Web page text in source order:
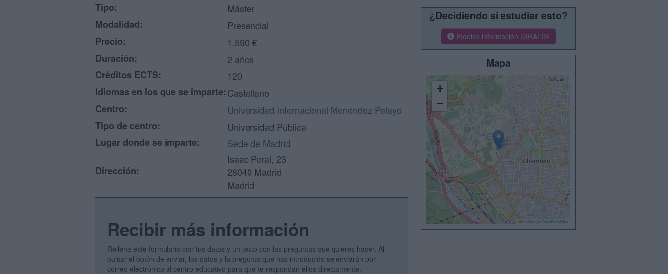
Tipo:
Máster
Modalidad:
Presencial
Precio:
1.590 €
Duración:
2 años
Créditos ECTS:
120
Idiomas en los que se imparte:Castellano
Centro:
Universidad Internacional Menéndez Pelayo
Tipo de centro:
Universidad Pública
Lugar donde se imparte:
Sede de Madrid
Dirección:
Isaac Peral, 23
28040 Madrid
Madrid
Recibir más información
Rellena este formulario con tus datos y un texto con las preguntas que quieres hacer. Al
pulsar el botón de enviar, los datos y la pregunta que has introducido se enviarán por
correo electrónico al centro educativo para que te respondan ellos directamente.
¿Decidiendo si estudiar esto?
Pídeles información ¡GRATIS!
Mapa
+
−
Leaflet © OpenStreetMap